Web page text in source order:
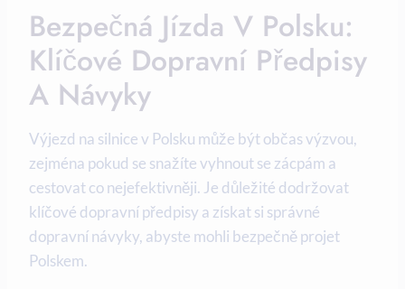
Bezpečná Jízda ‌v⁣ Polsku:
Klíčové Dopravní Předpisy⁣
A​ Návyky
Výjezd‌ na silnice v Polsku může být občas výzvou,
zejména pokud se snažíte vyhnout se zácpám a
cestovat co nejefektivněji. ⁤Je důležité ⁣dodržovat
klíčové⁤ dopravní předpisy a získat si správné
dopravní návyky, abyste mohli bezpečně projet
Polskem.